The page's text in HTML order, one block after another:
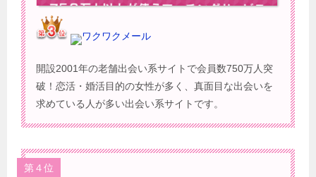
ワクワクメール
開設2001年の老舗出会い系サイトで会員数750万人突
破！恋活・婚活目的の女性が多く、真面目な出会いを
求めている人が多い出会い系サイトです。
第４位